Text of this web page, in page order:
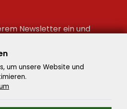
Newsletter ein und
um unsere Website und